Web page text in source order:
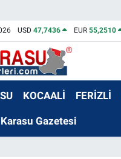
USD47,7436 EUR 55,2510
KOCAALİ FERİZLİ
Gazetesi